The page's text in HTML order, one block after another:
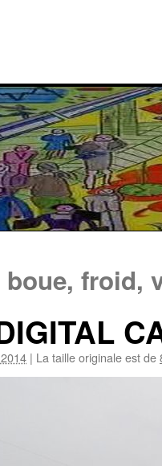
boue, froid,
| La taille originale est de